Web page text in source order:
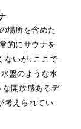
場所を含めた
的にサウナを
いが、ここで
盤のような水
な開放感あるデ
考えられてい